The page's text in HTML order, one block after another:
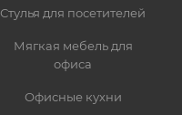
Стулья для посетителей
Мягкая мебель для
офиса
Офисные кухни